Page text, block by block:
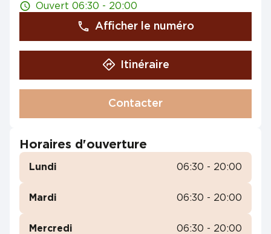
Ouvert 06:30 - 20:00
Afficher le numéro
Itinéraire
Contacter
Horaires d'ouverture
Lundi 06:30 - 20:00
Mardi 06:30 - 20:00
Mercredi 06:30 - 20:00